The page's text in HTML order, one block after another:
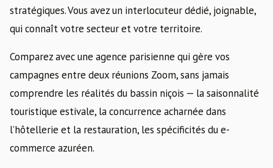
stratégiques. Vous avez un interlocuteur dédié, joignable,
qui connaît votre secteur et votre territoire.
Comparez avec une agence parisienne qui gère vos
campagnes entre deux réunions Zoom, sans jamais
comprendre les réalités du bassin niçois — la saisonnalité
touristique estivale, la concurrence acharnée dans
l’hôtellerie et la restauration, les spécificités du e-
commerce azuréen.